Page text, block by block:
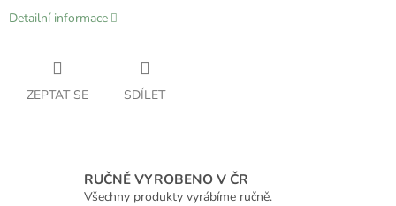
Detailní informace
ZEPTAT SE SDÍLET
RUČNĚ VYROBENO V ČR
Všechny produkty vyrábíme ručně.